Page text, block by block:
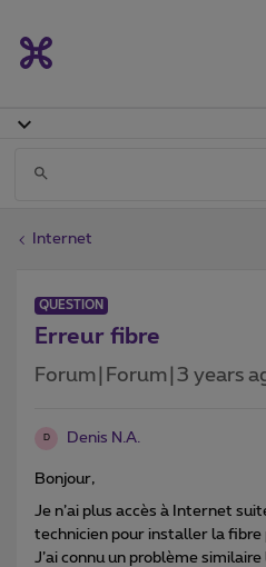
Internet
QUESTION
Erreur fibre
Forum|Forum|3 years
D Denis N.A.
Bonjour,
Je n’ai plus accès à Internet
technicien pour installer la fibre
J’ai connu un problème